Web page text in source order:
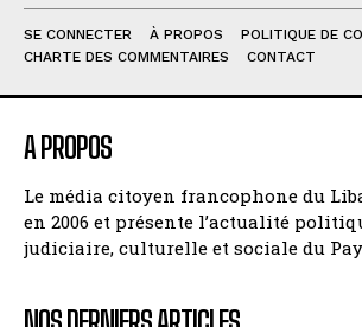
SE CONNECTER À PROPOS
POLITIQUE DE
CHARTE DES COMMENTAIRES
CONTACT
A PROPOS
Le média citoyen francophone du
en 2006 et présente l’actualité
judiciaire, culturelle et sociale du